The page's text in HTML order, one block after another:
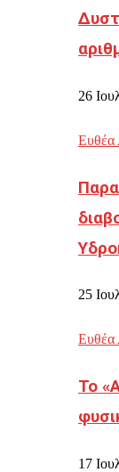
26
Ευθέα
25
Ευθέα
Το
17